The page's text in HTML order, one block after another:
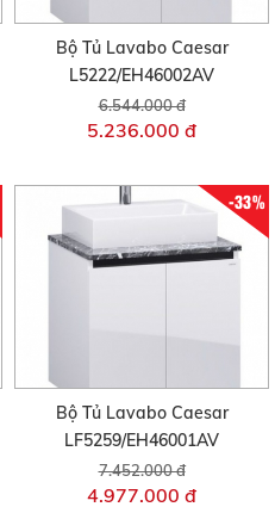
Bộ Tủ Lavabo Caesar
L5222/EH46002AV
6.544.000 đ
5.236.000 đ
-33%
Bộ Tủ Lavabo Caesar
LF5259/EH46001AV
7.452.000 đ
4.977.000 đ